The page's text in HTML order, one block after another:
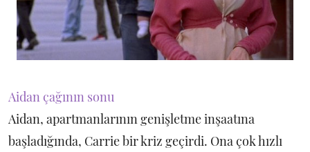
Aidan çağının sonu
Aidan, apartmanlarının genişletme inşaatına
başladığında, Carrie bir kriz geçirdi. Ona çok hızlı